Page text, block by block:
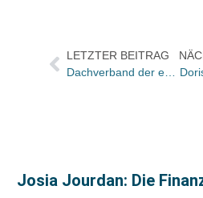
LETZTER BEITRAG
Dachverband der europäischen Literaturübersetzerverbände (CEATL) tagt in Berlin
Josia Jourdan: Die